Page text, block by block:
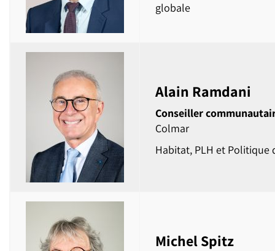
globale
Alain Ramdani
Conseiller
Colmar
Habitat, PLH et Politique
Michel Spitz